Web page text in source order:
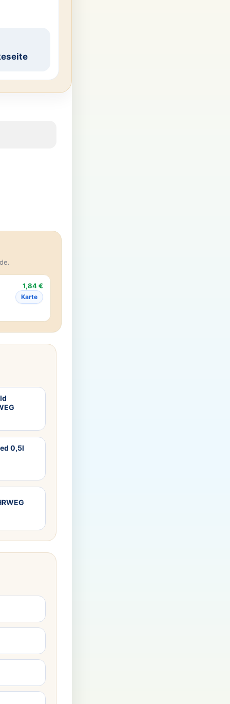
1,84 €
Karte
0,5l